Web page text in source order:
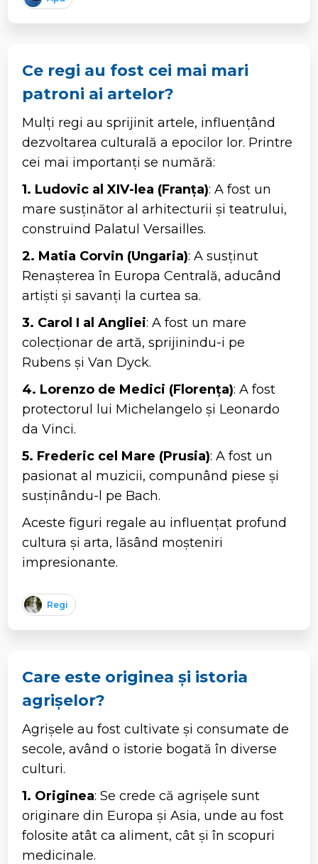
Ce regi au fost cei mai mari
patroni ai artelor?
Mulți regi au sprijinit artele, influențând
dezvoltarea culturală a epocilor lor. Printre
cei mai importanți se numără:
1. Ludovic al XIV-lea (Franța): A fost un
mare susținător al arhitecturii și teatrului,
construind Palatul Versailles.
2. Matia Corvin (Ungaria): A susținut
Renașterea în Europa Centrală, aducând
artiști și savanți la curtea sa.
3. Carol I al Angliei: A fost un mare
colecționar de artă, sprijinindu-i pe
Rubens și Van Dyck.
4. Lorenzo de Medici (Florența): A fost
protectorul lui Michelangelo și Leonardo
da Vinci.
5. Frederic cel Mare (Prusia): A fost un
pasionat al muzicii, compunând piese și
susținându-l pe Bach.
Aceste figuri regale au influențat profund
cultura și arta, lăsând moșteniri
impresionante.
Regi
Care este originea și istoria
agrișelor?
Agrișele au fost cultivate și consumate de
secole, având o istorie bogată în diverse
culturi.
1. Originea: Se crede că agrișele sunt
originare din Europa și Asia, unde au fost
folosite atât ca aliment, cât și în scopuri
medicinale.